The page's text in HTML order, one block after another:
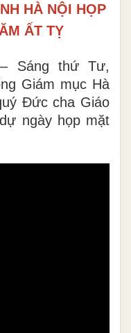
HÀ NỘI HỌP
ẤT TỴ
– Sáng thứ Tư,
Giám mục Hà
Đức cha Giáo
ngày họp mặt